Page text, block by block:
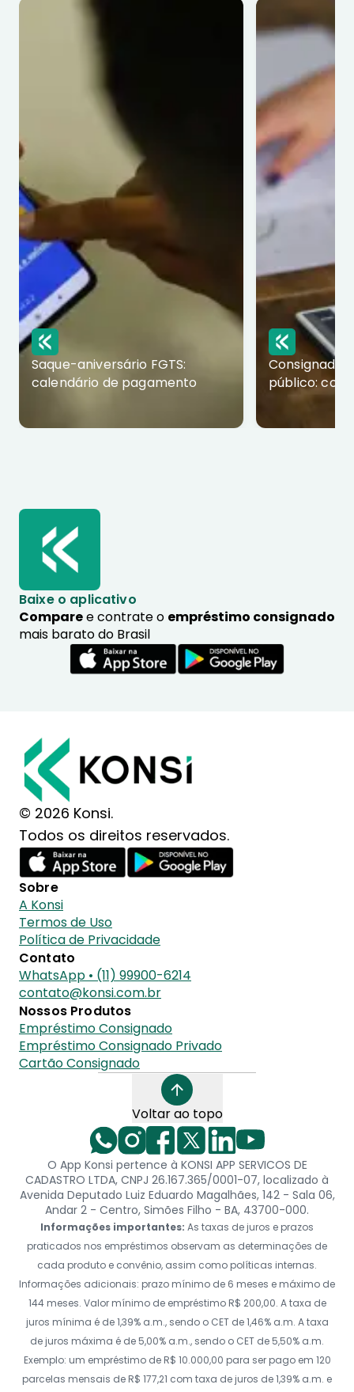
Saque-aniversário FGTS:
calendário de pagamento
Consignado
público:
Baixe o aplicativo
Comparee contrate o empréstimo consignado
mais barato do Brasil
© 2026 Konsi.
Todos os direitos reservados.
Sobre
A Konsi
Termos de Uso
Política de Privacidade
Contato
WhatsApp • (11) 99900-6214
contato@konsi.com.br
Nossos Produtos
Empréstimo Consignado
Empréstimo Consignado Privado
Cartão Consignado
Voltar ao topo
O App Konsi pertence à KONSI APP SERVICOS DE
CADASTRO LTDA, CNPJ 26.167.365/0001-07, localizado à
Avenida Deputado Luiz Eduardo Magalhães, 142 - Sala 06,
Andar 2 - Centro, Simões Filho - BA, 43700-000.
Informações importantes: As taxas de juros e prazos
praticados nos empréstimos observam as determinações de
cada produto e convênio, assim como políticas internas.
Informações adicionais: prazo mínimo de 6 meses e máximo de
144 meses. Valor mínimo de empréstimo R$ 200,00. A taxa de
juros mínima é de 1,39% a.m., sendo o CET de 1,46% a.m. A taxa
de juros máxima é de 5,00% a.m., sendo o CET de 5,50% a.m.
Exemplo: um empréstimo de R$ 10.000,00 para ser pago em 120
parcelas mensais de R$ 177,21 com taxa de juros de 1,39% a.m. e